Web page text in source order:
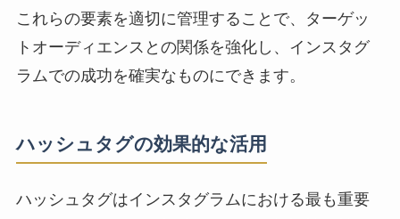
これらの要素を適切に管理することで、ターゲッ
トオーディエンスとの関係を強化し、インスタグ
ラムでの成功を確実なものにできます。
ハッシュタグの効果的な活用
ハッシュタグはインスタグラムにおける最も重要